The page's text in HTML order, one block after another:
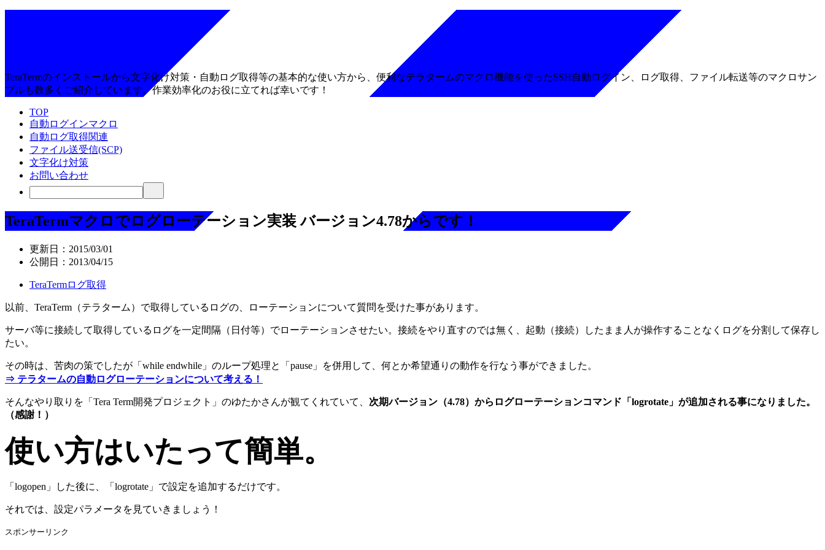
TeraTermのインストールから文字化け対策・自動ログ取得等の基本的な使い方から、便利なテラタームのマクロ機能を使ったSSH自動ログイン、ログ取得、ファイル転送等のマクロサン
プルも数多くご紹介しています。作業効率化のお役に立てれば幸いです！
TOP
自動ログインマクロ
自動ログ取得関連
ファイル送受信(SCP)
文字化け対策
お問い合わせ
TeraTermマクロでログローテーション実装 バージョン4.78からです！
更新日： 2015/03/01
公開日： 2013/04/15
TeraTermログ取得
以前、TeraTerm（テラターム）で取得しているログの、ローテーションについて質問を受けた事があります。
サーバ等に接続して取得しているログを一定間隔（日付等）でローテーションさせたい。接続をやり直すのでは無く、起動（接続）したまま人が操作することなくログを分割して保存し
たい。
その時は、苦肉の策でしたが「while endwhile」のループ処理と「pause」を併用して、何とか希望通りの動作を行なう事ができました。
⇒ テラタームの自動ログローテーションについて考える！
そんなやり取りを「Tera Term開発プロジェクト」のゆたかさんが観てくれていて、 次期バージョン（4.78）からログローテーションコマンド「logrotate」が追加される事になりました。
（感謝！）
使い方はいたって簡単。
「logopen」した後に、「logrotate」で設定を追加するだけです。
それでは、設定パラメータを見ていきましょう！
スポンサーリンク